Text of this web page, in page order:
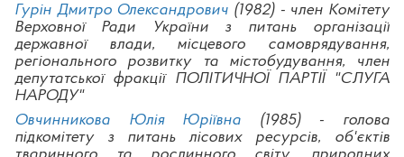
Гурін Дмитро Олександрович (1982) - член Комітету
Верховної Ради України з питань організації
державної влади, місцевого самоврядування,
регіонального розвитку та містобудування, член
депутатської фракції ПОЛІТИЧНОЇ ПАРТІЇ "СЛУГА
НАРОДУ"
Овчинникова Юлія Юріївна (1985) - голова
підкомітету з питань лісових ресурсів, об'єктів